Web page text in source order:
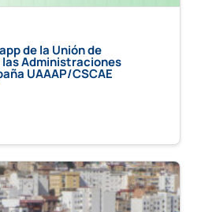
de la Unión de
Administraciones
UAAAP/CSCAE